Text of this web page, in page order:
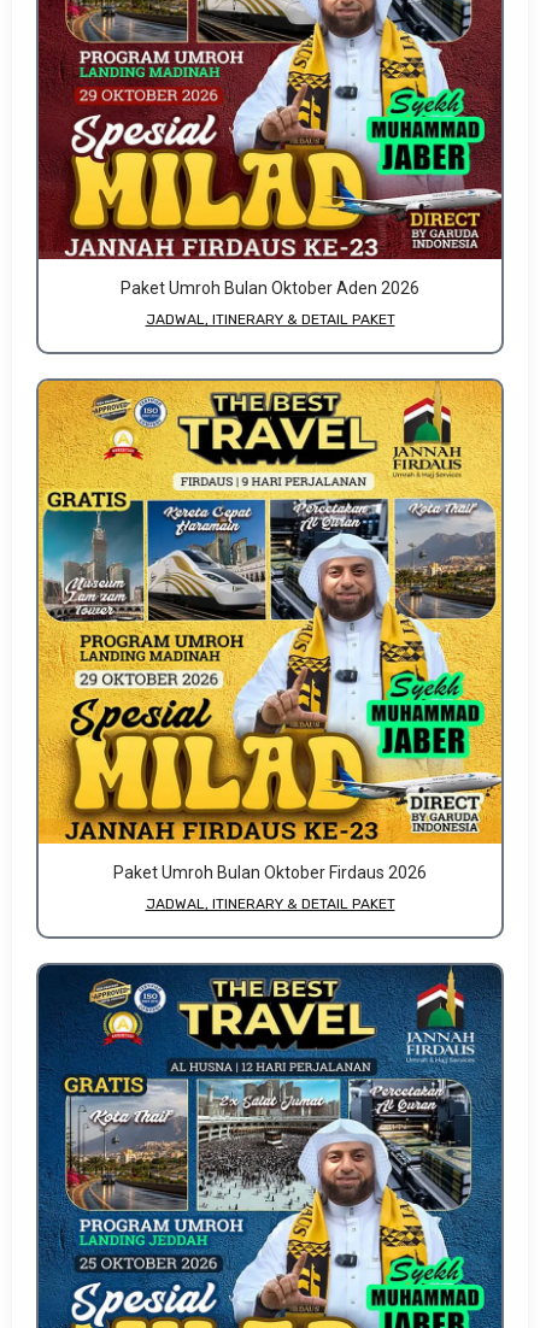
Paket Umroh Bulan Oktober Aden 2026
JADWAL, ITINERARY & DETAIL PAKET
Paket Umroh Bulan Oktober Firdaus 2026
JADWAL, ITINERARY & DETAIL PAKET